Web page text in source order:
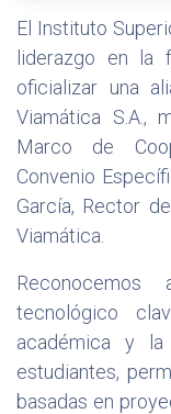
El Instituto
liderazgo en la
oficializar una
Viamática S.A.,
Marco de
Convenio
García, Rector
Viamática.
tecnológico
académica y
estudiantes,
basadas en